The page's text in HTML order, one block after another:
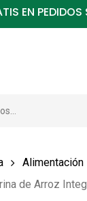
EN
Alimentación
de Arroz